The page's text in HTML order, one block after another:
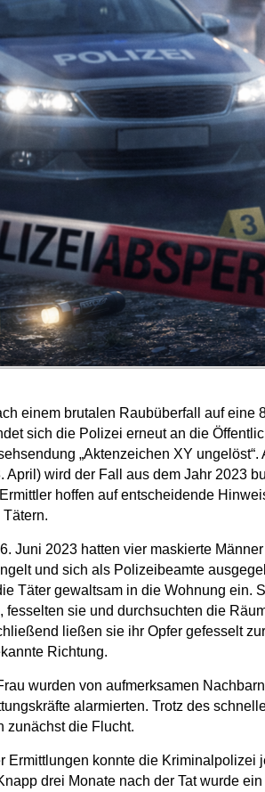
einem brutalen Raubüberfall auf eine
sich die Polizei erneut an die
„Aktenzeichen XY ungelöst“.
April) wird der Fall aus dem Jahr 2023
hoffen auf entscheidende
Juni 2023 hatten vier maskierte
und sich als Polizeibeamte
Täter gewaltsam in die Wohnung ein.
fesselten sie und durchsuchten die
ließen sie ihr Opfer gefesselt
Richtung.
wurden von aufmerksamen
alarmierten. Trotz des
zunächst die Flucht.
Ermittlungen konnte die Kriminalpolizei
drei Monate nach der Tat wurde